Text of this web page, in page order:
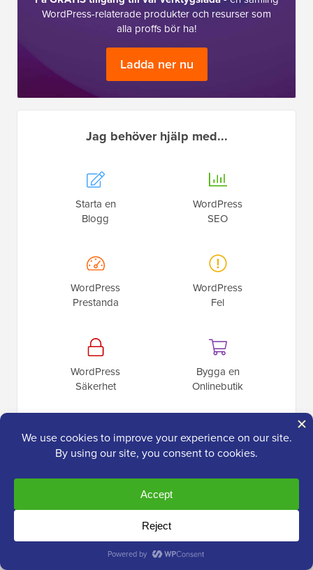
WordPress-relaterade produkter och resurser som
alla proffs bör ha!
Ladda ner nu
Jag behöver hjälp med...
Starta en
Blogg
WordPress
SEO
WordPress
Prestanda
WordPress
Fel
WordPress
Säkerhet
Bygga en
Onlinebutik
SenasteInläggen
WPBeginner Spotlight 26: Form Analytics, fler AI-verktyg
och smartare SEO-övervakning